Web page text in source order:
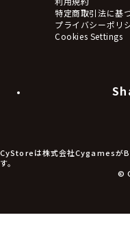
特定商取引法に基
プライバシーポリ
Cookies Settings
CyStoreは株式会社Cygamesが
す。
©